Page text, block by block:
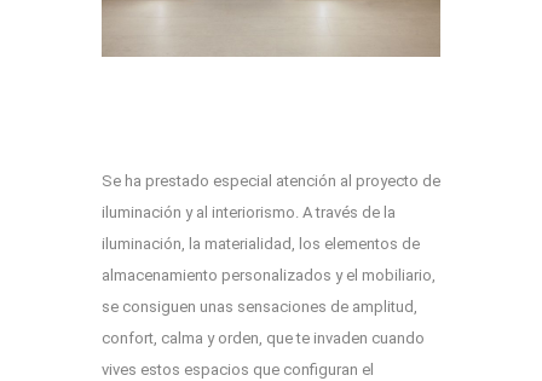
Se ha prestado especial atención al proyecto de
iluminación y al interiorismo. A través de la
iluminación, la materialidad, los elementos de
almacenamiento personalizados y el mobiliario,
se consiguen unas sensaciones de amplitud,
confort, calma y orden, que te invaden cuando
vives estos espacios que configuran el